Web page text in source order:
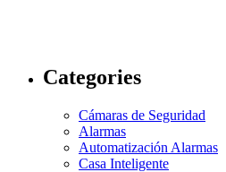
Categories
Cámaras de Seguridad
Alarmas
Automatización Alarmas
Casa Inteligente